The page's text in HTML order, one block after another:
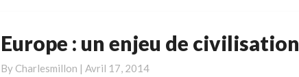
Europe
un
Europe : un enjeu de civilisation
By Charlesmillon | Avril 17, 2014